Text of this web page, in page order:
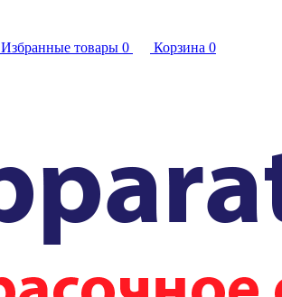
Избранные товары 0 Корзина 0